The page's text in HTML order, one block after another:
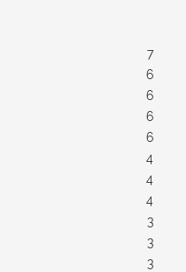
7
6
6
6
6
4
4
4
3
3
3